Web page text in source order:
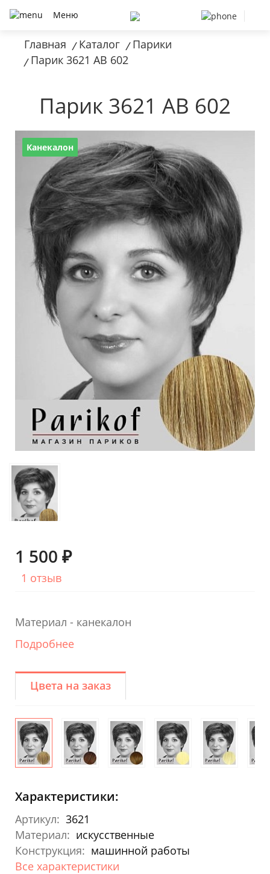
Меню
Главная / Каталог / Парики
/ Парик 3621 AB 602
Парик 3621 AB 602
Канекалон
1 500 ₽
1 отзыв
Материал - канекалон
Подробнее
Цвета на заказ
Характеристики:
Артикул: 3621
Материал: искусственные
Конструкция: машинной работы
Все характеристики